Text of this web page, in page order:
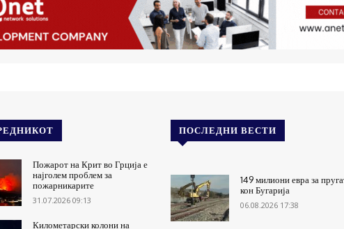
Пожарот на Крит во Грција е
најголем проблем за
пожарникарите
31.07.2026 09:13
Километарски колони на
ПОСЛЕДНИ ВЕСТИ
149 милиони евра за
кон Бугарија
06.08.2026 17:38